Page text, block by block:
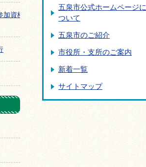
資格
五泉市公式ホームページに
ついて
五泉市のご紹介
市役所・支所のご案内
新着一覧
サイトマップ